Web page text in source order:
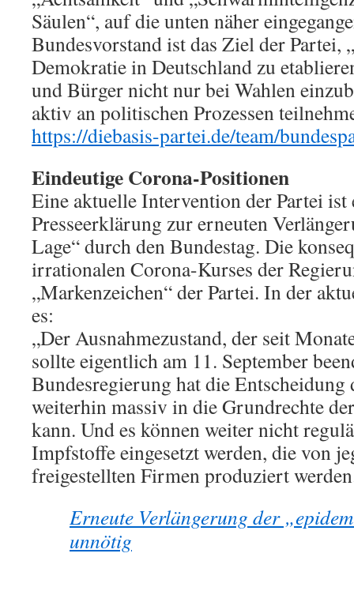
Säulen“, auf die unten näher
Bundesvorstand ist das Ziel der Partei,
Demokratie in Deutschland zu
und Bürger nicht nur bei Wahlen
aktiv an politischen Prozessen
https://diebasis-partei.de/team/
Eindeutige Corona-Positionen
Eine aktuelle Intervention der Partei ist
Presseerklärung zur erneuten
Lage“ durch den Bundestag. Die
irrationalen Corona-Kurses der
„Markenzeichen“ der Partei. In der
es:
„Der Ausnahmezustand, der seit
sollte eigentlich am 11. September
Bundesregierung hat die Entscheidung
weiterhin massiv in die Grundrechte
kann. Und es können weiter nicht
Impfstoffe eingesetzt werden, die von
freigestellten Firmen produziert
Erneute Verlängerung der
unnötig